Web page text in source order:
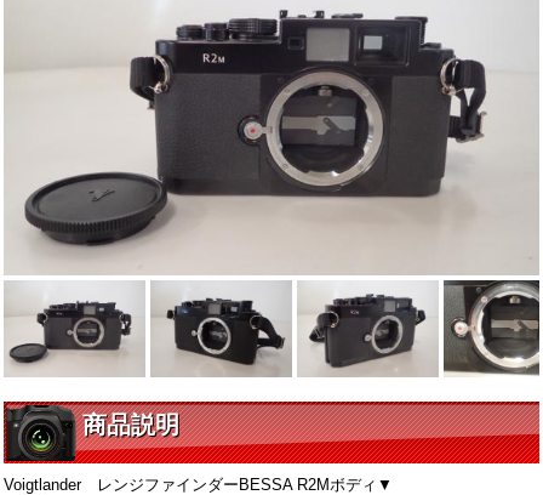
商品説明
Voigtlander レンジファインダーBESSA R2Mボディ▼